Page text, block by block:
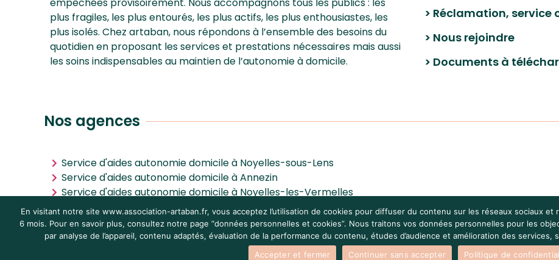
empêchées provisoirement. Nous accompagnons tous les publics : les
plus fragiles, les plus entourés, les plus actifs, les plus enthousiastes, les
plus isolés. Chez artaban, nous répondons à l’ensemble des besoins du
quotidien en proposant les services et prestations nécessaires mais aussi
les soins indispensables au maintien de l’autonomie à domicile.
> Réclamation, service
> Nous rejoindre
> Documents à
Nos agences
Service d'aides autonomie domicile à Noyelles-sous-Lens
Service d'aides autonomie domicile à Annezin
Service d'aides autonomie domicile à Noyelles-les-Vermelles
Service d'aides autonomie domicile à Villeneuve-d'Ascq
Mentions légales|Données personnelles et cookies|Crédits
En visitant notre site www.association-artaban.fr, vous acceptez l’utilisation de cookies pour diffuser du contenu sur les réseaux sociaux
6 mois. Pour en savoir plus, consultez notre page “données personnelles et cookies”. Nous traitons vos données personnelles pour les
par analyse de l’appareil, contenu adaptés, évaluation de la performance du contenu, études d’audience et amélioration des
Accepter et fermer
Continuer sans accepter Politique de